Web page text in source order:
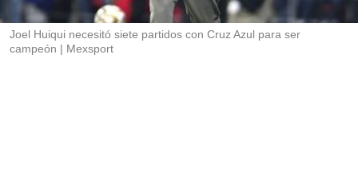
i
r
Joel Huiqui necesitó siete partidos con Cruz Azul para ser
campeón
Mexsport